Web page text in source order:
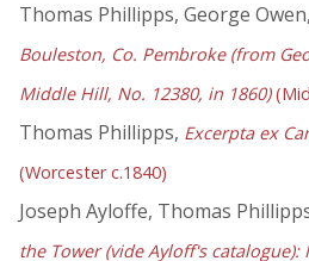
Thomas Phillipps, George Owen,
Bouleston, Co. Pembroke (from
Middle Hill, No. 12380, in 1860)
Thomas Phillipps, Excerpta ex
(Worcester c.1840)
Joseph Ayloffe, Thomas
the Tower (vide Ayloff's